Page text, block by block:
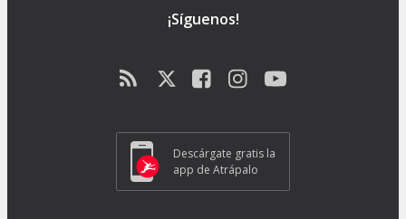
¡Síguenos!
Descárgate gratis la
app de Atrápalo